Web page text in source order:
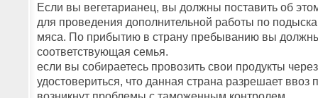
Если вы вегетарианец, вы должны поставить об
для проведения дополнительной работы по
мяса. По прибытию в страну пребыванию вы
соответствующая семья.
если вы собираетесь провозить свои продукты
удостовериться, что данная страна разрешает ввоз